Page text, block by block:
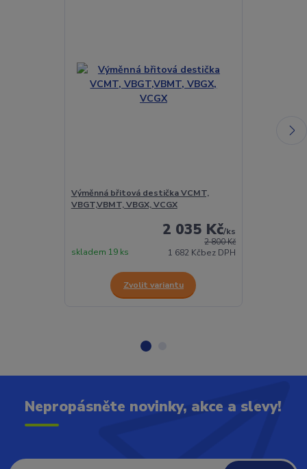
Výměnná břitová destička VCMT,
VBGT,VBMT, VBGX, VCGX
2 800 Kč
2 035 Kč/ks
1 682 Kčbez DPH
skladem 19 ks
Zvolit variantu
Nepropásněte novinky, akce a slevy!